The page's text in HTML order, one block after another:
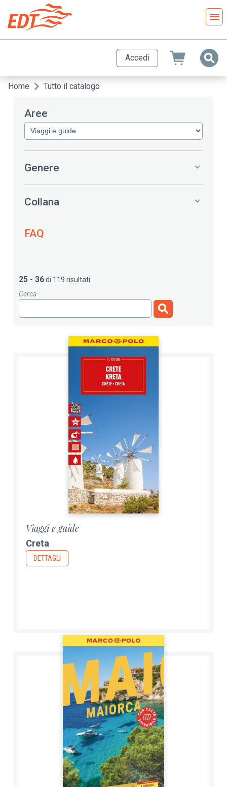
contenuto
principale
Accedi
Briciole
pane
Home Tutto il catalogo
Aree
Genere
Collana
FAQ
25 - 36di 119 risultati
Cerca
Viaggi e guide
Creta
DETTAGLI